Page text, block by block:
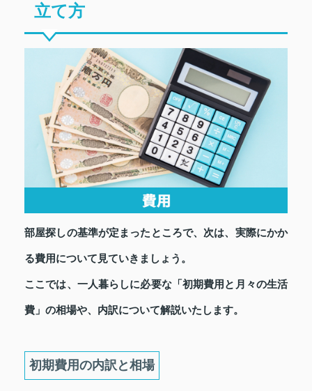
立て方
部屋探しの基準が定まったところで、次は、実際にかか
る費用について見ていきましょう。
ここでは、一人暮らしに必要な「初期費用と月々の生活
費」の相場や、内訳について解説いたします。
初期費用の内訳と相場